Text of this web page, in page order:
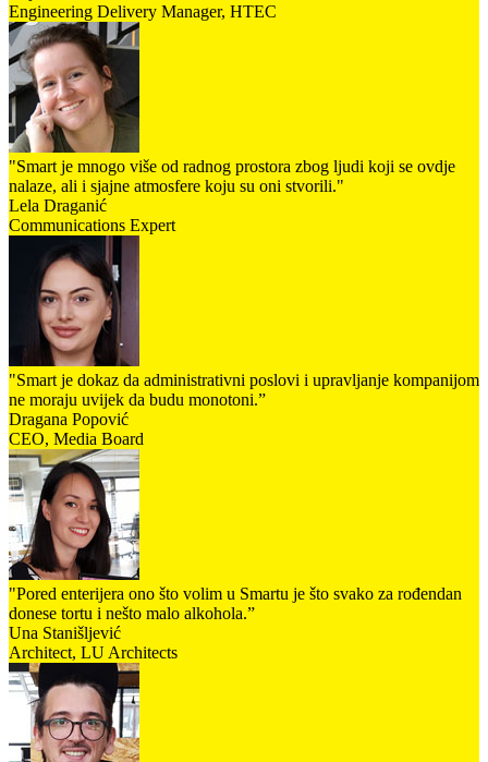
Engineering Delivery Manager, HTEC
"Smart je mnogo više od radnog prostora zbog ljudi koji se ovdje
nalaze, ali i sjajne atmosfere koju su oni stvorili."
Lela Draganić
Communications Expert
"Smart je dokaz da administrativni poslovi i upravljanje kompanijom
ne moraju uvijek da budu monotoni.”
Dragana Popović
CEO, Media Board
"Pored enterijera ono što volim u Smartu je što svako za rođendan
donese tortu i nešto malo alkohola.”
Una Stanišljević
Architect, LU Architects